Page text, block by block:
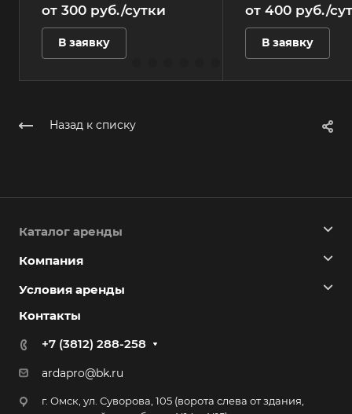
от 300 руб./сутки
В заявку
от 400 руб./
В заявку
Назад к списку
Каталог аренды
Компания
Условия аренды
Контакты
+7 (3812) 288-258
ardapro@bk.ru
г. Омск, ул. Суворова, 105 (ворота слева от здания,